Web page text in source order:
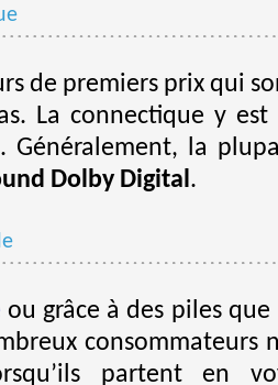
de premiers prix qui
La connectique y
Généralement, la
Dolby Digital.
ou grâce à des piles
consommateurs
partent en